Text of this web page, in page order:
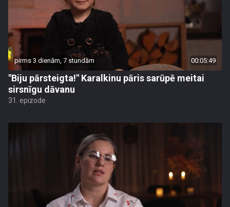
pirms 3 dienām, 7 stundām 00:05:49
"Biju pārsteigta!" Karalkinu pāris sarūpē meitai
sirsnīgu dāvanu
31. epizode